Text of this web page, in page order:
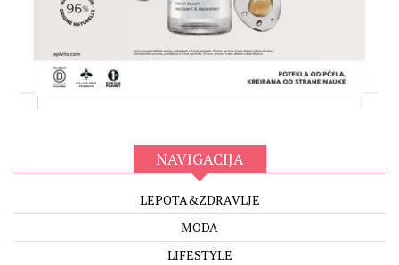
NAVIGACIJA
LEPOTA&ZDRAVLJE
MODA
LIFESTYLE